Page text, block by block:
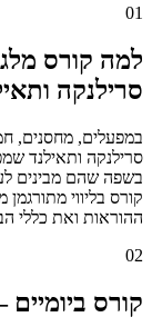
01
למה קורס
סרילנקה
במפעלים, מחסנים,
סרילנקה ותאילנד
בשפה שהם מבינים
קורס בליווי
ההוראות ואת כללי
02
קורס